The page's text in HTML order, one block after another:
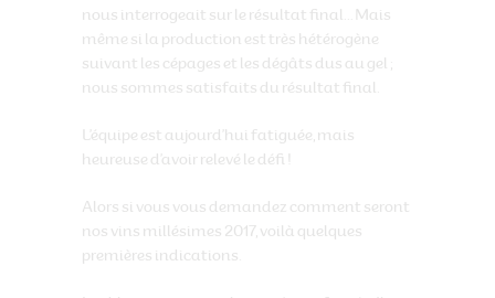
nous interrogeait sur le résultat final… Mais
même si la production est très hétérogène
suivant les cépages et les dégâts dus au gel ;
nous sommes satisfaits du résultat final.
L’équipe est aujourd’hui fatiguée, mais
heureuse d’avoir relevé le défi !
Alors si vous vous demandez comment seront
nos vins millésimes 2017, voilà quelques
premières indications.